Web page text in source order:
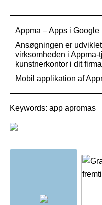
Appma – Apps i Google
Ansøgningen er
virksomheden i Appma-
kunstnerkontor i dit
Mobil applikation af
Keywords: app apromas